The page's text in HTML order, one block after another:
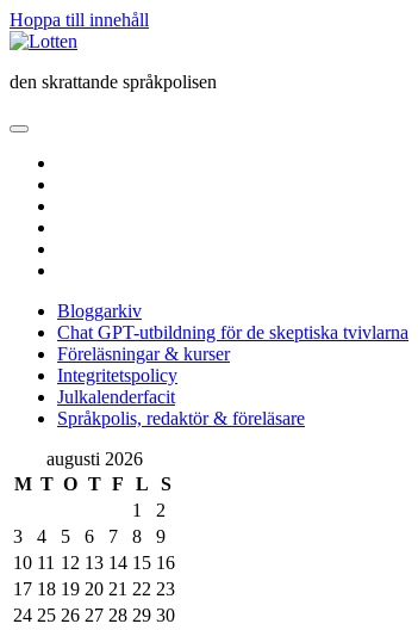
Hoppa till innehåll
Lotten
den skrattande språkpolisen
öppna
meny
Bloggarkiv
Chat GPT-utbildning för de skeptiska tvivlarna
Föreläsningar & kurser
Integritetspolicy
Julkalenderfacit
Språkpolis, redaktör & föreläsare
Sidopanel
augusti 2026
M T O T F L
S
1
2
3
4 5 6 7 8
9
10 11 12 13 14 15 16
17 18 19 20 21 22 23
24 25 26 27 28 29 30